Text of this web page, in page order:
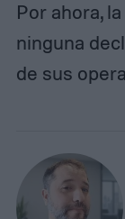
Por ahora,
ninguna
de sus